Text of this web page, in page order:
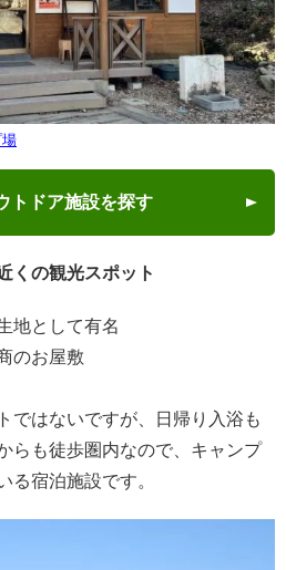
トドア施設を探す
くの観光スポット
地として有名
のお屋敷
ではないですが、日帰り入浴も
らも徒歩圏内なので、キャンプ
る宿泊施設です。